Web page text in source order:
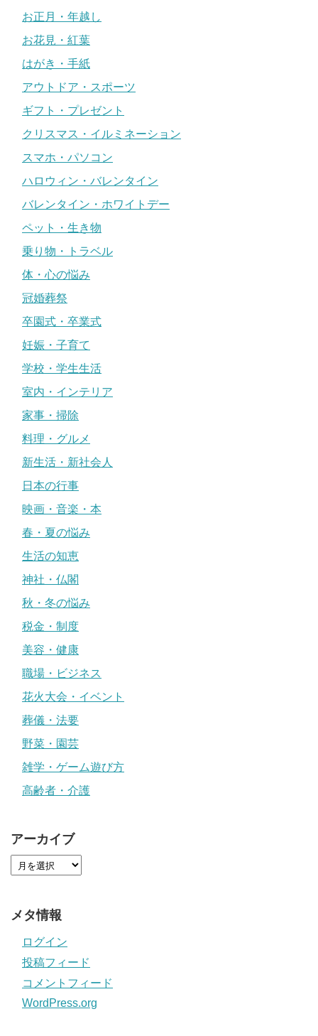
お正月・年越し
お花見・紅葉
はがき・手紙
アウトドア・スポーツ
ギフト・プレゼント
クリスマス・イルミネーション
スマホ・パソコン
ハロウィン・バレンタイン
バレンタイン・ホワイトデー
ペット・生き物
乗り物・トラベル
体・心の悩み
冠婚葬祭
卒園式・卒業式
妊娠・子育て
学校・学生生活
室内・インテリア
家事・掃除
料理・グルメ
新生活・新社会人
日本の行事
映画・音楽・本
春・夏の悩み
生活の知恵
神社・仏閣
秋・冬の悩み
税金・制度
美容・健康
職場・ビジネス
花火大会・イベント
葬儀・法要
野菜・園芸
雑学・ゲーム遊び方
高齢者・介護
アーカイブ
メタ情報
ログイン
投稿フィード
コメントフィード
WordPress.org